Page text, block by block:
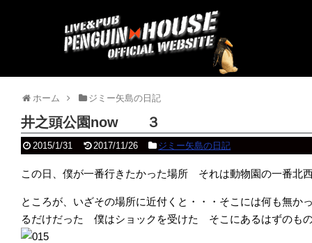
ホーム ジミー矢島の日記
井之頭公園now ３
2015/1/31 2017/11/26 ジミー矢島の日記
この日、僕が一番行きたかった場所 それは動物園の一番北
ところが、いざその場所に近付くと・・・そこには何も無
るだけだった 僕はショックを受けた そこにあるはずのも